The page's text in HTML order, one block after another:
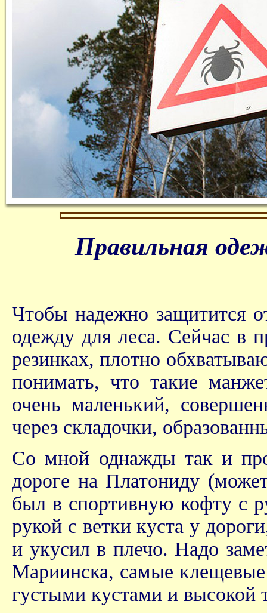
Правильная
Чтобы надежно защитится
одежду для леса. Сейчас в
резинках, плотно
понимать, что такие
очень маленький,
через складочки,
Со мной однажды так и
дороге на Платониду
был в спортивную кофту с
рукой с ветки куста у
и укусил в плечо. Надо
Мариинска, самые
густыми кустами и высокой